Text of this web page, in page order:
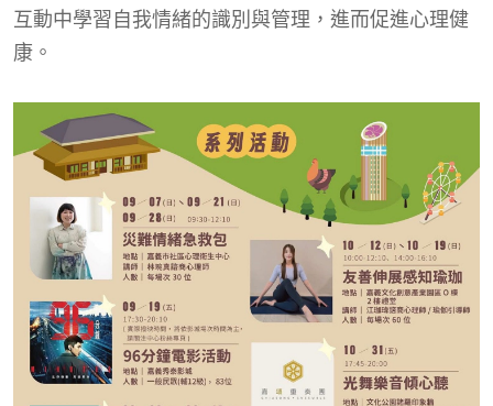
互動中學習自我情緒的識別與管理，進而促進心理健
康。